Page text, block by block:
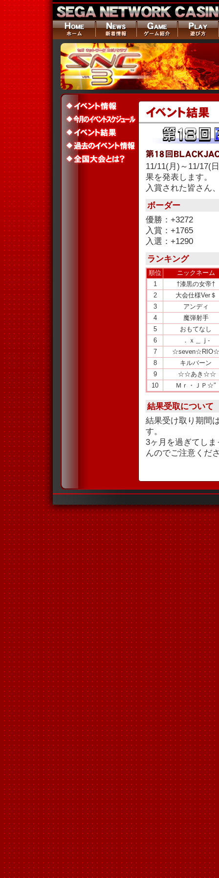
11/11(月)～11/17(
果を発表します。
入賞された皆さん
ボーダー
優勝：+3272
入賞：+1765
入選：+1290
ランキング
順位
ニックネーム
1
†漆黒の女帝†
2
大会仕様Ver＄
3
アンディ
4
魔弾射手
5
おもてなし
6
．ｘ＿ｊ‐
7
☆seven☆RIO☆
8
キルバーン
9
☆☆あき☆☆
10
Ｍｒ・ＪＰ☆″
結果受取について
結果受け取り期間
す。
3ヶ月を過ぎてし
んのでご注意くだ